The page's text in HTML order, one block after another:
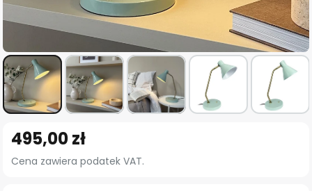
na
początek
495,00 zł
Cena zawiera podatek VAT.